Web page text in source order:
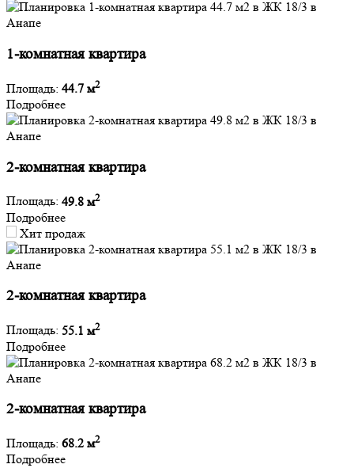
1-комнатная квартира
Площадь: 44.7 м2
Подробнее
2-комнатная квартира
Площадь: 49.8 м2
Подробнее
Хит продаж
2-комнатная квартира
Площадь: 55.1 м2
Подробнее
2-комнатная квартира
Площадь: 68.2 м2
Подробнее